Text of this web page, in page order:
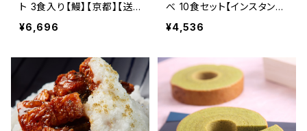
ト 3食入り【鰻】【京都】【送
料無料】【ギフト プレゼント
贈り物 贈答品 誕生日 お祝
い 快気祝い 景品】【父の日
¥6,696
べ 10食セット【インスタント
ラーメン】【送料無料】【ギフ
ト プレゼント 贈り物 贈答
結婚祝い 出産祝い 快気祝
い 景品】【父の日 お中元】
¥4,536